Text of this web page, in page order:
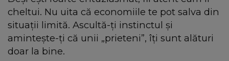
cheltui. Nu uita că economiile te pot salva din
situații limită. Ascultă-ți instinctul și
amintește-ți că unii „prieteni”, îți sunt alături
doar la bine.